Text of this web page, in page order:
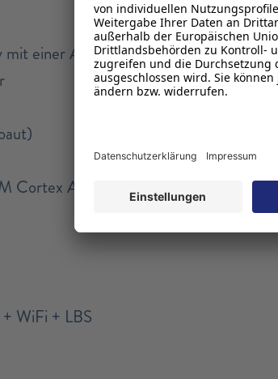
mit einer Auflösung von 240 x 240 Pixel
Cortex A53
WiFi + LBS